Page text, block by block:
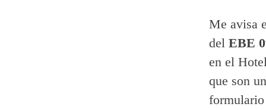
Me avisa
del EBE
en el
que son
formulario